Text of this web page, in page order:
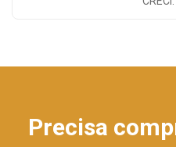
Precisa